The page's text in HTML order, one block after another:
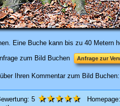
Eine Buche kann bis zu 40 Metern
zum Bild Buchen
Anfrage zur
Ihren Kommentar zum Bild Buchen:
5 ★★★★★ Homepage: